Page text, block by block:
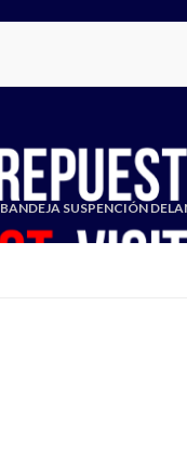
BANDEJA SUSPENCIÓN